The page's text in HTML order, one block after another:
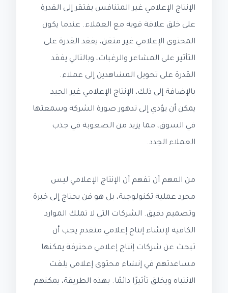
الإنتاج الإعلامي غير المتنافس يفتقر إلى القدرة
على خلق علاقة قوية مع العملاء. عندما يكون
المحتوى الإعلامي غير متقن، يفقد القدرة على
التأثير على المشاعر والرغبات، وبالتالي يفقد
القدرة على تحويل المشاهدين إلى عملاء.
بالإضافة إلى ذلك، الإنتاج الإعلامي غير الجيد
يمكن أن يؤدي إلى تدهور صورة الشركة وسمعتها
في السوق، مما يزيد من الصعوبة في جذب
العملاء الجدد.
من المهم أن تفهم أن الإنتاج الإعلامي ليس
مجرد عملية تكنولوجية، بل هو فن يحتاج إلى خبرة
وتصميم دقيق. الشركات التي لا تملك الموارد
الكافية لإنشاء إنتاج إعلامي متقدم يجب أن
تبحث عن شركات إنتاج إعلامي محترفة يمكنها
مساعدتهم في إنشاء محتوى إعلامي يلفت
الانتباه ويخلق تأثيرًا دائمًا. بهذه الطريقة، يمكنهم